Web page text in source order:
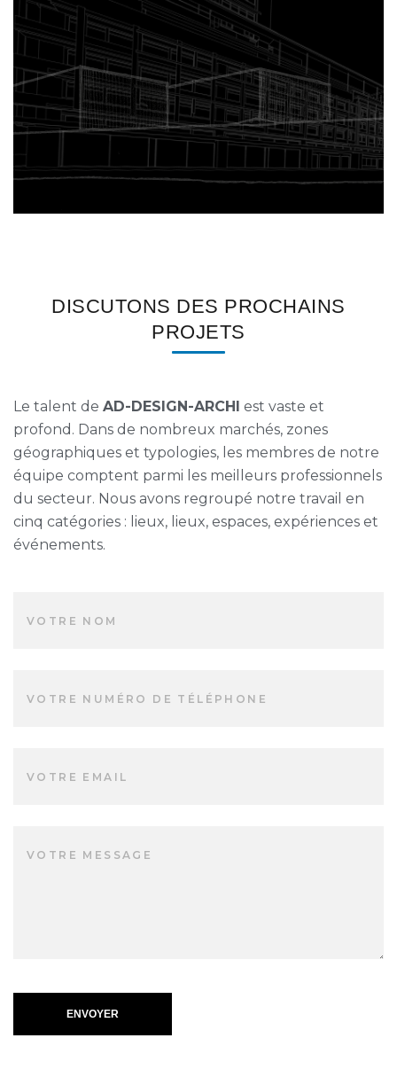
DISCUTONS DES PROCHAINS
PROJETS
Le talent de AD-DESIGN-ARCHI
est vaste et
profond. Dans de nombreux marchés, zones
géographiques et typologies, les membres de notre
équipe comptent parmi les meilleurs professionnels
du secteur. Nous avons regroupé notre travail en
cinq catégories : lieux, lieux, espaces, expériences et
événements.
ENVOYER